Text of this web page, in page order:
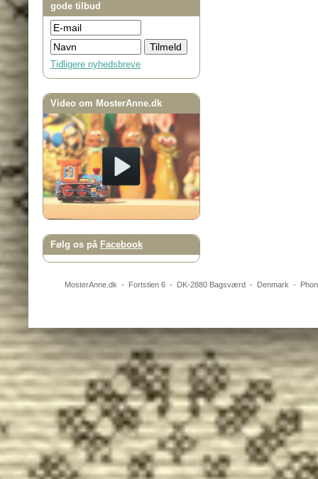
gode tilbud
Tidligere nyhedsbreve
Video om MosterAnne.dk
Følg os på Facebook
MosterAnne.dk - Fortstien 6- DK-2880 Bagsværd- Denmark -